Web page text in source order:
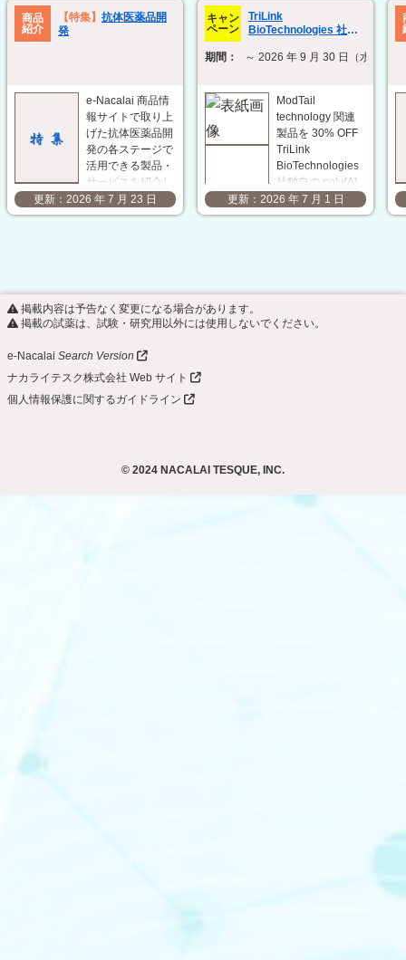
商品
紹介
【特集】 抗体医薬品開
発
e-Nacalai 商品情
報サイトで取り上
げた抗体医薬品開
発の各ステージで
活用できる製品・
サービスを紹介し
ます。研究開発の
効率化と成果の最
ートします。 抗
原作製
ACROBiosystems
型タンパク質
VLP（ウイ…
2026 年 7 月 23 日
キャン
ペーン
TriLink
BioTechnologies 社
連製品 30% OFF キャン
期間： ～ 2026 年 9 月 30 日（水）
ModTail
technology 関連
製品を 30% OFF
TriLink
BioTechnologies
社独自の poly(A)
tail 修飾技術
「ModTail」は、
修飾基を付加する
発現…
2026 年 7 月 1 日
掲載内容は予告なく変更になる場合があります。
掲載の試薬は、試験・研究用以外には使用しないでください。
e-Nacalai Search Version
ナカライテスク株式会社 Web サイト
個人情報保護に関するガイドライン
© 2024 NACALAI TESQUE, INC.